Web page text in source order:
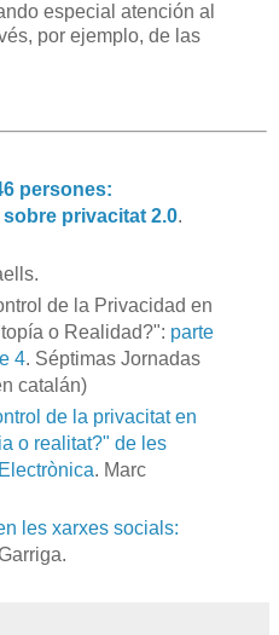
especial atención al
por ejemplo, de las
persones:
privacitat 2.0.
de la Privacidad en
o Realidad?": parte
4. Séptimas Jornadas
catalán)
de la privacitat en
o realitat?" de les
. Marc
les xarxes socials: